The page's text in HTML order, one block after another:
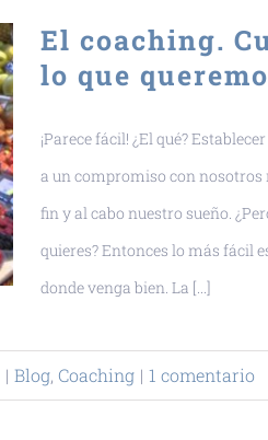
El coaching.
lo que
¡Parece fácil! ¿El qué?
a un compromiso con
fin y al cabo nuestro sueño.
quieres? Entonces lo más fácil
donde venga bien. La [...]
| Blog, Coaching | 1 comentario